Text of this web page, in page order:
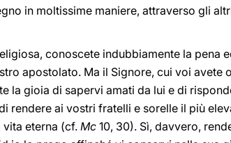
in moltissime maniere, attraverso gli
conoscete indubbiamente la pena
apostolato. Ma il Signore, cui voi avete
la gioia di sapervi amati da lui e di
rendere ai vostri fratelli e sorelle il più
eterna (cf.Mc 10, 30). Sì, davvero,